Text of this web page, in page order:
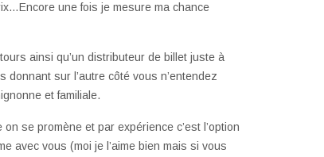
une fois je mesure ma chance
ainsi qu’un distributeur de billet juste à
sur l’autre côté vous n’entendez
et familiale.
se promène et par expérience c’est l’option
avec vous (moi je l’aime bien mais si vous